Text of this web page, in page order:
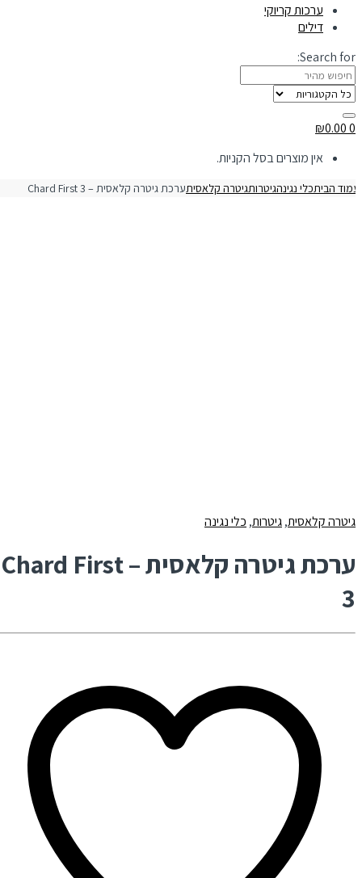
ערכות קריוקי
דילים
Search for:
₪0.00
אין מוצרים בסל הקניות.
הביתכלי נגינהגיטרותגיטרה קלאסיתערכת גיטרה קלאסית – Chard First 3
גיטרה קלאסית,גיטרות,כלי נגינה
ערכת גיטרה קלאסית – Chard First
3